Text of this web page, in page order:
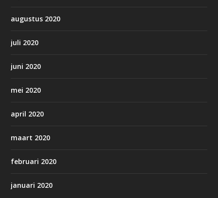
augustus 2020
juli 2020
juni 2020
mei 2020
april 2020
maart 2020
februari 2020
januari 2020